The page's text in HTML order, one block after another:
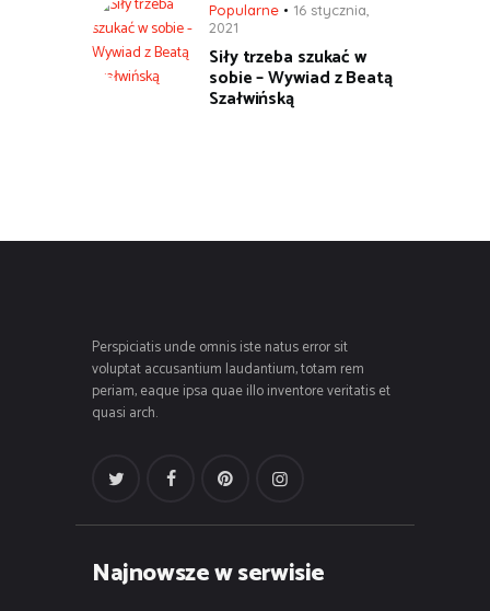
Popularne
16 stycznia,
2021
Siły trzeba szukać w
sobie – Wywiad z Beatą
Szałwińską
Perspiciatis unde omnis iste natus error sit
voluptat accusantium laudantium, totam rem
periam, eaque ipsa quae illo inventore veritatis et
quasi arch.
Najnowsze w serwisie